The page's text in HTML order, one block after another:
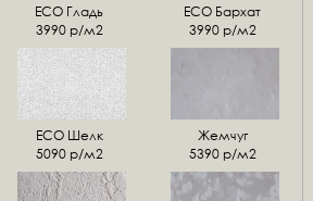
ЕСО Гладь
3990 р/м2
ECO Бархат
3990 р/м2
ЕСО Шелк
5090 р/м2
Жемчуг
5390 р/м2